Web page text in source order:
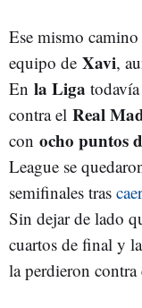
Ese mismo
equipo de Xavi,
En la Liga
contra el Real
con ocho puntos
League se
semifinales tras
Sin dejar de lado
cuartos de final y
la perdieron